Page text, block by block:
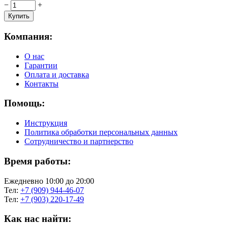
− +
Компания:
О нас
Гарантии
Оплата и доставка
Контакты
Помощь:
Инструкция
Политика обработки персональных данных
Сотрудничество и партнерство
Время работы:
Ежедневно 10:00 до 20:00
Тел: +7 (909) 944-46-07
Тел: +7 (903) 220-17-49
Как нас найти: